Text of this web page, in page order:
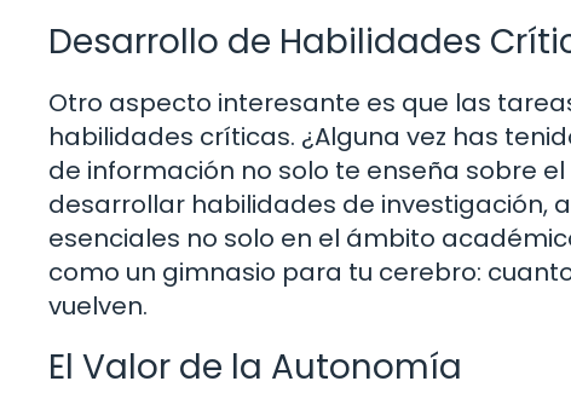
Desarrollo de Habilidades
Otro aspecto interesante es que las
habilidades críticas. ¿Alguna vez has
de información no solo te enseña sobre
desarrollar habilidades de investigación,
esenciales no solo en el ámbito
como un gimnasio para tu cerebro:
vuelven.
El Valor de la Autonomía